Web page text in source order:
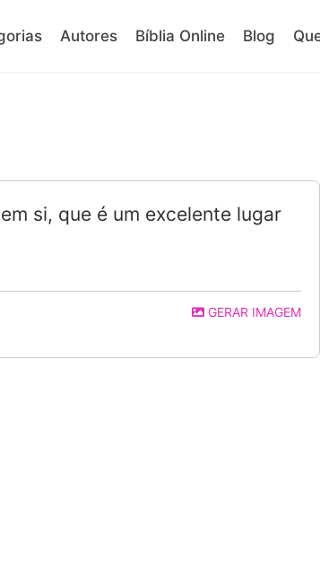
Autores Bíblia Online Blog
si, que é um excelente lugar
GERAR IMAGEM